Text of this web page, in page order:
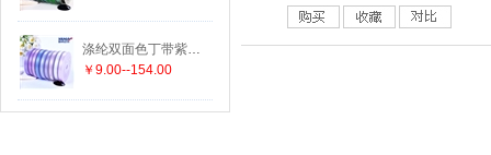
625 640 645 650 660 662
涤纶双面色丁带紫色系列15种颜色 19种尺寸
￥9.00--154.00